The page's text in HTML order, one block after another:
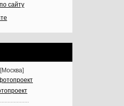
сайту
[Москва]